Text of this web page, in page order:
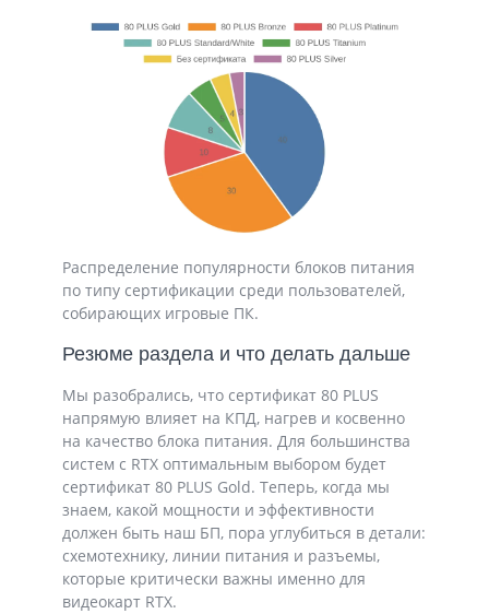
Распределение популярности блоков питания
по типу сертификации среди пользователей,
собирающих игровые ПК.
Резюме раздела и что делать дальше
Мы разобрались, что сертификат 80 PLUS
напрямую влияет на КПД, нагрев и косвенно
на качество блока питания. Для большинства
систем с RTX оптимальным выбором будет
сертификат 80 PLUS Gold. Теперь, когда мы
знаем, какой мощности и эффективности
должен быть наш БП, пора углубиться в детали:
схемотехнику, линии питания и разъемы,
которые критически важны именно для
видеокарт RTX.